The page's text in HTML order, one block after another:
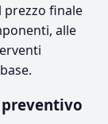
prezzo finale
alle